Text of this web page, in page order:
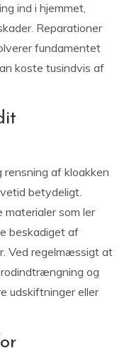
ind i hjemmet,
Reparationer
fundamentet
koste tusindvis af
af kloakken
betydeligt.
som ler
beskadiget af
Ved regelmæssigt at
og
udskiftninger eller